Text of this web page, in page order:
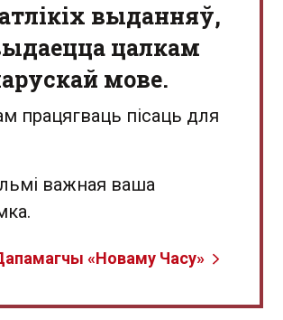
выданняў,
цалкам
мове.
працягваць пісаць для
важная ваша
«Новаму Часу»